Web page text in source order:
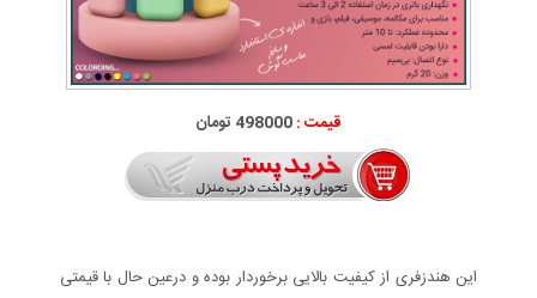
قیمت :498000 تومان
این هندزفری از کیفیت بالایی برخوردار بوده و درعین حال با قیمتی